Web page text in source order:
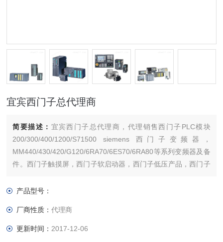
宜宾西门子总代理商
简要描述： 宜宾西门子总代理商，代理销售西门子PLC模块
200/300/400/1200/S71500 siemens 西门子变频器，
MM440/430/420/G120/6RA70/6ES70/6RA80等系列变频器及备
件。西门子触摸屏，西门子软启动器，西门子低压产品，西门子
产品型号：
厂商性质：代理商
更新时间： 2017-12-06